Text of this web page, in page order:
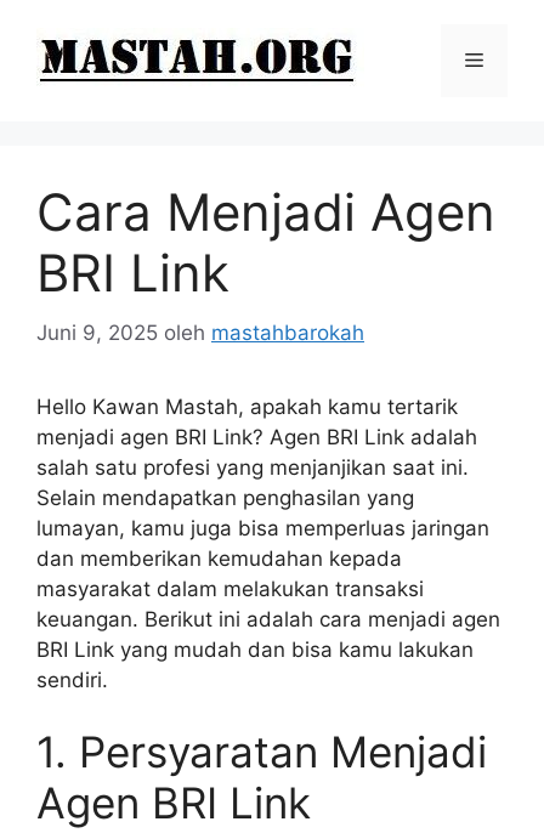
Menu
Cara Menjadi Agen
BRI Link
Juni 9, 2025 oleh mastahbarokah
Hello Kawan Mastah, apakah kamu tertarik
menjadi agen BRI Link? Agen BRI Link adalah
salah satu profesi yang menjanjikan saat ini.
Selain mendapatkan penghasilan yang
lumayan, kamu juga bisa memperluas jaringan
dan memberikan kemudahan kepada
masyarakat dalam melakukan transaksi
keuangan. Berikut ini adalah cara menjadi agen
BRI Link yang mudah dan bisa kamu lakukan
sendiri.
1. Persyaratan Menjadi
Agen BRI Link